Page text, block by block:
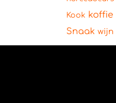
Kook koffie
Snaak wijn